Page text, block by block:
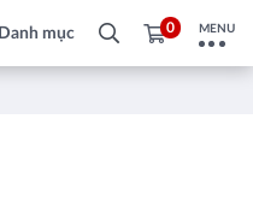
Danh mục 0 MENU